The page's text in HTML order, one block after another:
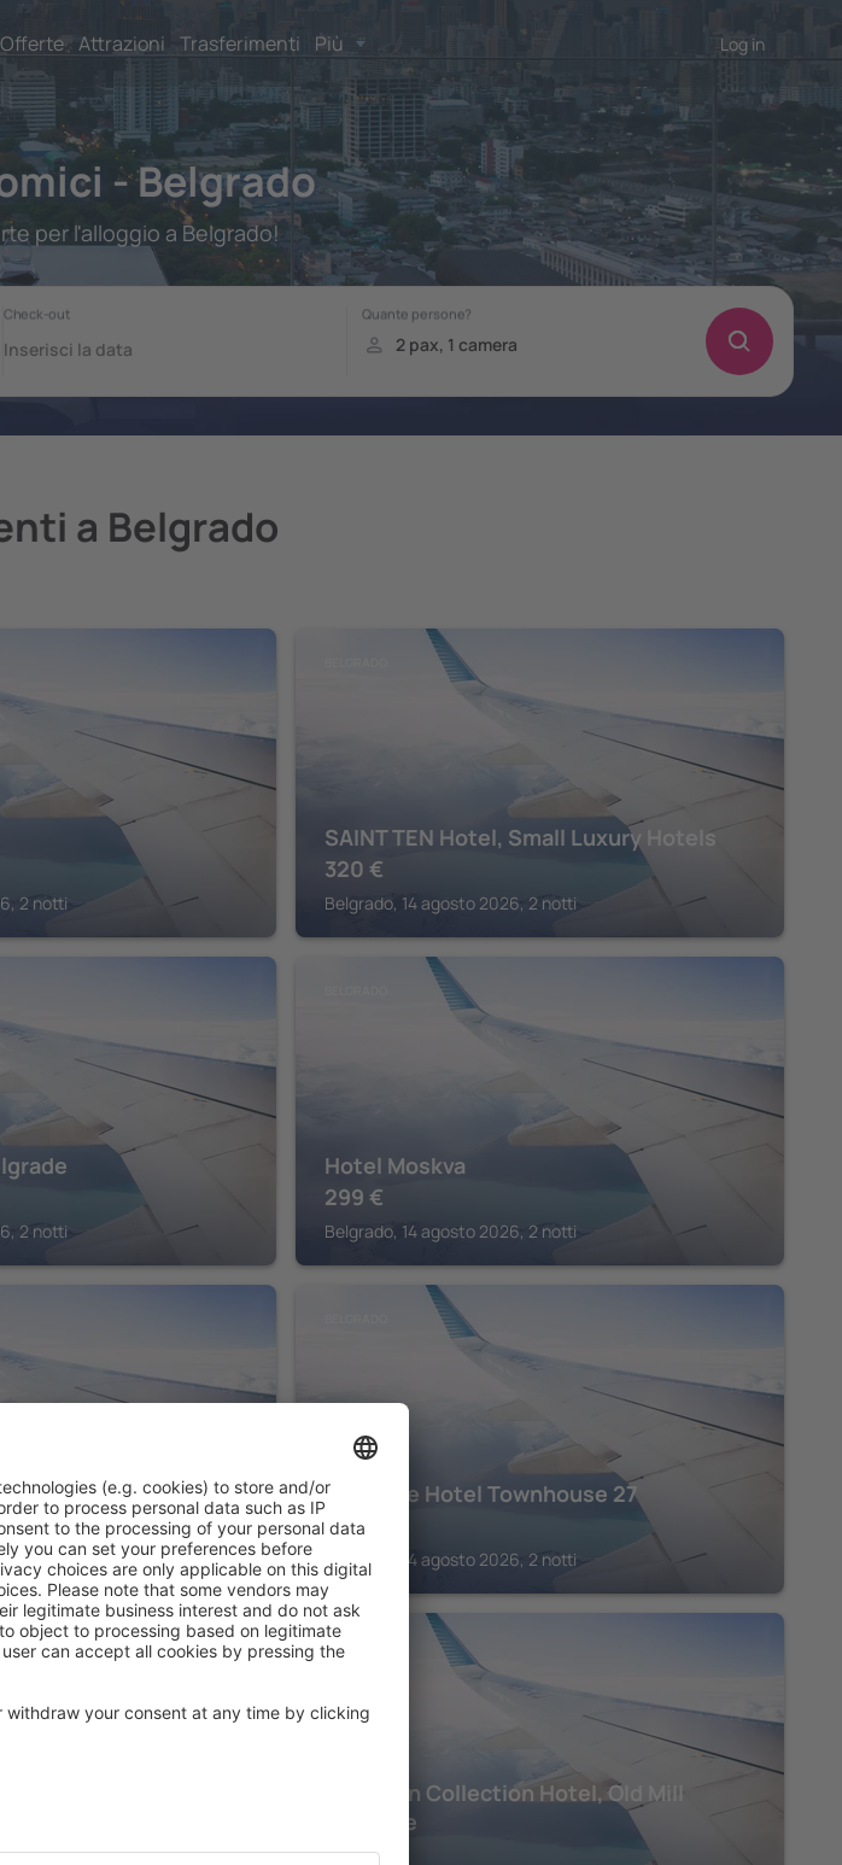
Offerte Attrazioni Trasferimenti Più Log in
- Belgrado
per l'alloggio a Belgrado!
a Belgrado
2 notti
SAINT TEN Hotel, Small Luxury Hotels
320 €
Belgrado, 14 agosto 2026, 2 notti
2 notti
Hotel Moskva
299 €
Belgrado, 14 agosto 2026, 2 notti
2 notti
Boutique Hotel Townhouse 27
398
Belgrado, 14 agosto 2026, 2 notti
BELGRADO
Radisson Collection Hotel, Old Mill
Belgrade
256€